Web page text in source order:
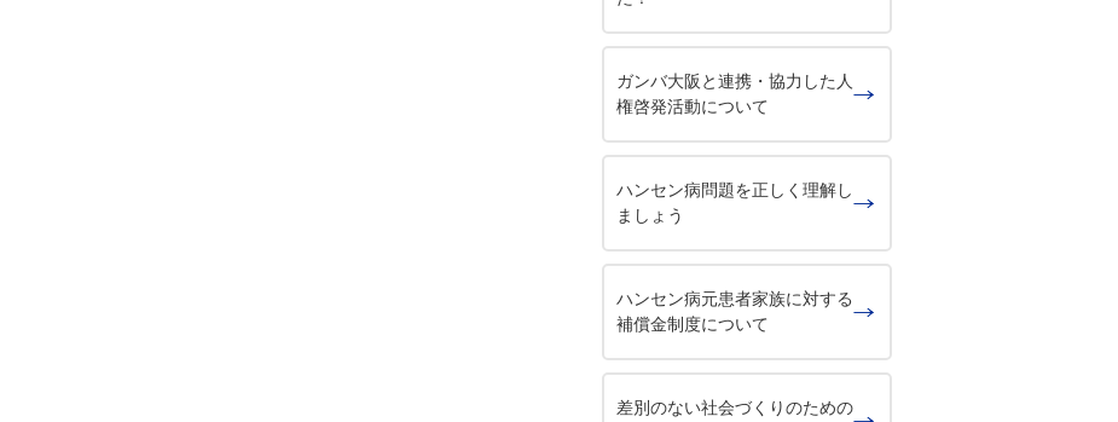
ガンバ大阪と連携・協力した人
権啓発活動について
ハンセン病問題を正しく理解し
ましょう
ハンセン病元患者家族に対する
補償金制度について
差別のない社会づくりのための